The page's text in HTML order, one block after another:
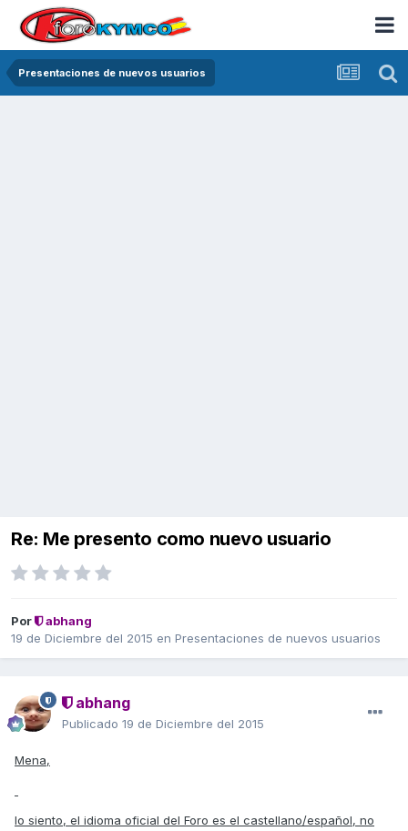
Presentaciones de nuevos usuarios
Re: Me presento como nuevo usuario
Por
abhang
19 de Diciembre del 2015 en Presentaciones de nuevos usuarios
abhang
Publicado 19 de Diciembre del 2015
Mena,
lo siento, el idioma oficial del Foro es el castellano/español, no